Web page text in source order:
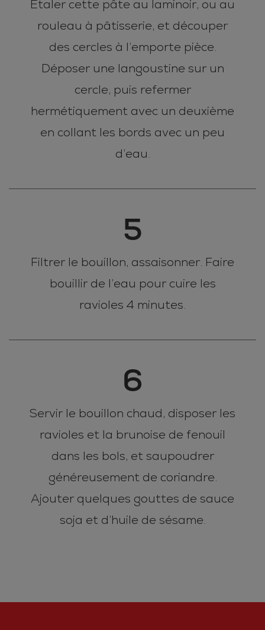
Etaler cette pâte au laminoir, ou au
rouleau à pâtisserie, et découper
des cercles à l’emporte pièce.
Déposer une langoustine sur un
cercle, puis refermer
hermétiquement avec un deuxième
en collant les bords avec un peu
d’eau.
5
Filtrer le bouillon, assaisonner. Faire
bouillir de l’eau pour cuire les
ravioles 4 minutes.
6
Servir le bouillon chaud, disposer les
ravioles et la brunoise de fenouil
dans les bols, et saupoudrer
généreusement de coriandre.
Ajouter quelques gouttes de sauce
soja et d’huile de sésame.